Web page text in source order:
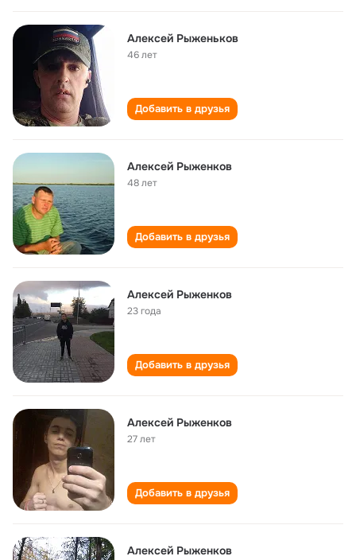
Алексей Рыженьков
46 лет
Добавить в друзья
Алексей Рыженков
48 лет
Добавить в друзья
Алексей Рыженков
23 года
Добавить в друзья
Алексей Рыженков
27 лет
Добавить в друзья
Алексей Рыженков